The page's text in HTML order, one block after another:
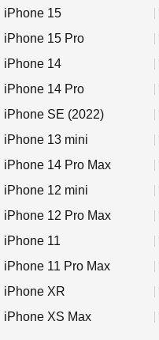
iPhone 15
iPhone 15 Pro
iPhone 14
iPhone 14 Pro
iPhone SE (2022)
iPhone 13 mini
iPhone 14 Pro Max
iPhone 12 mini
iPhone 12 Pro Max
iPhone 11
iPhone 11 Pro Max
iPhone XR
iPhone XS Max